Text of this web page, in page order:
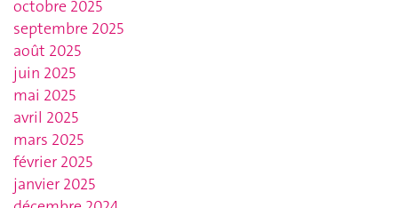
octobre 2025
septembre 2025
août 2025
juin 2025
mai 2025
avril 2025
mars 2025
février 2025
janvier 2025